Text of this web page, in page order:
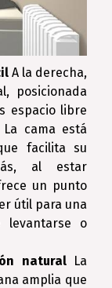
A la derecha,
posicionada
espacio libre
cama está
facilita su
al estar
un punto
útil para una
o
naturalLa
amplia que